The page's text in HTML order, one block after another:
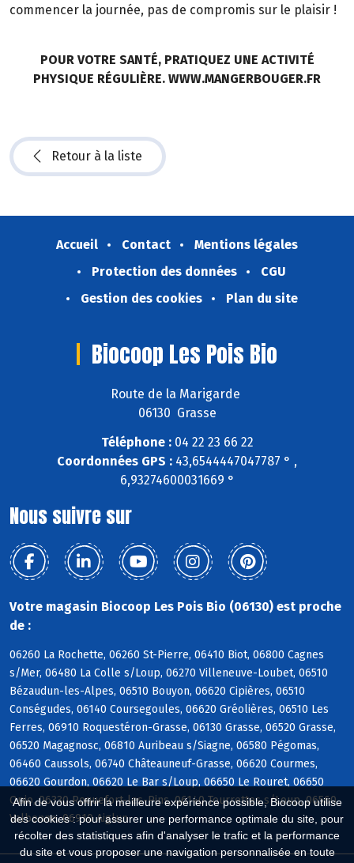
Afin de vous offrir la meilleure expérience possible, Biocoop utilise
des cookies : pour assurer une performance optimale du site, pour
récolter des statistiques afin d'analyser le trafic et la performance
du site et vous proposer une navigation personnalisée en toute
commencer la journée, pas de compromis sur le plaisir !
POUR VOTRE SANTÉ, PRATIQUEZ UNE ACTIVITÉ
PHYSIQUE RÉGULIÈRE. WWW.MANGERBOUGER.FR
Retour à la liste
Accueil Contact
Mentions légales
Protection des données
CGU
Gestion des cookies
Plan du site
Biocoop Les Pois Bio
Route de la Marigarde
06130 Grasse
Téléphone :04 22 23 66 22
Coordonnées GPS : 43,6544447047787 ° ,
6,93274600031669 °
Nous suivre sur
Votre magasin Biocoop Les Pois Bio (06130) est proche
de :
06260 La Rochette, 06260 St-Pierre, 06410 Biot, 06800 Cagnes
s/Mer, 06480 La Colle s/Loup, 06270 Villeneuve-Loubet, 06510
Bézaudun-les-Alpes, 06510 Bouyon, 06620 Cipières, 06510
Conségudes, 06140 Coursegoules, 06620 Gréolières, 06510 Les
Ferres, 06910 Roquestéron-Grasse, 06130 Grasse, 06520 Grasse,
06520 Magagnosc, 06810 Auribeau s/Siagne, 06580 Pégomas,
06460 Caussols, 06740 Châteauneuf-Grasse, 06620 Courmes,
06620 Gourdon, 06620 Le Bar s/Loup, 06650 Le Rouret, 06650
Opio, 06330 Roquefort-les-Pins, 06140 Tourrettes s/Loup, 06560
Valbonne, 06910 Aiglun